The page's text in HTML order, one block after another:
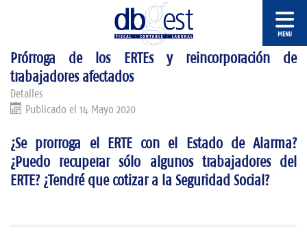
Prórroga de los ERTEs y reincorporación de
trabajadores afectados
Detalles
Publicado el 14 Mayo 2020
¿Se prorroga el ERTE con el Estado de Alarma?
¿Puedo recuperar sólo algunos trabajadores del
ERTE? ¿Tendré que cotizar a la Seguridad Social?